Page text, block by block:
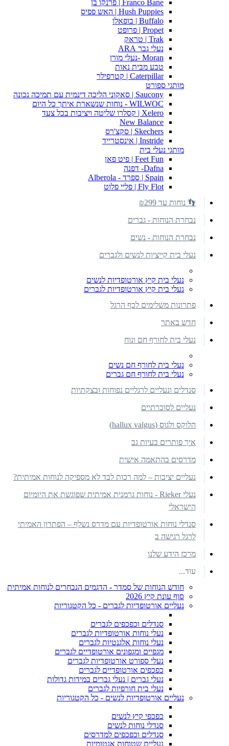
Franco Bane | פרנקו בן
Hush Puppies | האש פפיס
Buffalo | בופאלו
Propet | פרופט
Trak | טראק
נעלי גבר ARA
Moran -נעלי מורן
טבע מבית נאות
Caterpillar | קטרפילר
מותגי ספורט
Saucony | סאקוני הליכה דינמית עם תמיכה נכונה
WILWOC - נוחות שנשארת איתך כל היום
Xelero | קסלרו שליטה ויציבות בכל צעד
New Balance
Skechers | סקצ'רס
Instride | אינסטרייד
מותגי נעלי בית
Feet Fun | פיט פאן
Dafna- דפנה
Spain | ספרד - Alberola
Fly Flot | פליי פלוט
👣 נוחות עד ₪299
נבחרת הנוחות - גברים
נבחרת הנוחות - נשים
נעלי בית קייציות לנשים ולגברים
נעלי בית קיץ אורטופדיות לנשים
נעלי בית קיץ אורטופדיות לגברים
פתרונות משלימים לכף הרגל
חדש באתר
נעלי בית לחורף חם ונוח
נעלי בית לחורף חם נשים
נעלי בית לחורף חם גברים
סנדלים ונעליים לרגליים נפוחות ובצקתיות
נעליים לסוכרתיים
הלוקס ולגוס (hallux valgus)
איך פותרים בעיות גב
מדרסים בהתאמה אישית
נעליים יציבות – למה רכות לבד לא מספיקה לנוחות אמיתית?
נעלי Rieker - נוחות גרמנית אמיתית שפוגשת את היומיום
הישראלי
סנדלי נוחות אורטופדיות עם מדרס נשלף – הפתרון האמיתי
לרגל רגישה ב
מרכז הידע שלנו
עוד...
חודש הנוחות של סמדר - הדגמים הנבחרים לנוחות אמיתית
סוף עונת קיץ 2026
נעליים אורטופדיות לגברים - כל הקטגוריות
סנדלים וכפכפים לגברים
נעלי נוחות אורטופדיות לגברים
נעלי נוחות אלגנטיות לגברים
מגפיים ומגפונים אורטופדיים לגברים
נעלי ספורט אורטופדיות לגברים
כפכפים אורטופדיים לגברים
נעלי גברים | נעלי גברים במידות גדולות
נעלי בית חורפיות לגברים
נעליים אורטופדיות לנשים - כל הקטגוריות
כפכפי קיץ לנשים
סנדלי נוחות לנשים
סנדלים וכפכפים למדרסים
נעליים שטוחות אנטומיות